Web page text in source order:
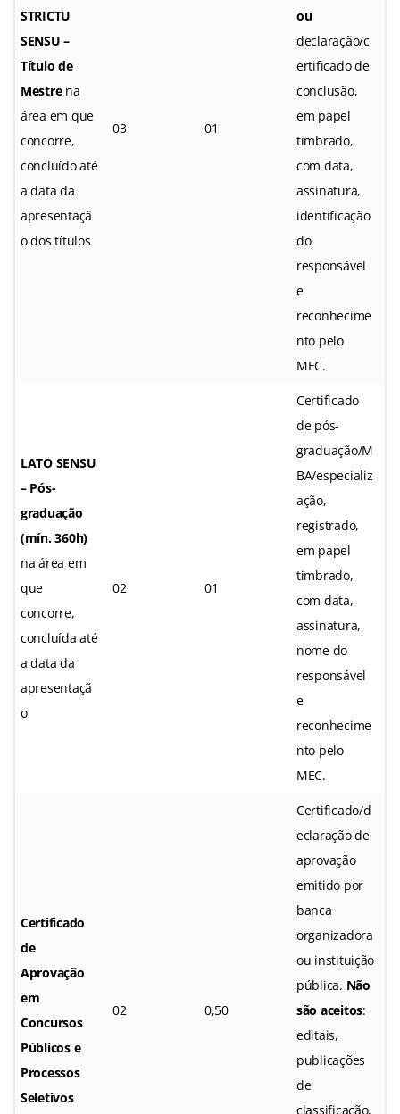
STRICTU
SENSU –
Título de
Mestrena
área em que
concorre,
concluído até
a data da
apresentaçã
o dos títulos
03 01
ou
declaração/c
ertificado de
conclusão,
em papel
timbrado,
com data,
assinatura,
identificação
do
responsável
e
reconhecime
nto pelo
MEC.
LATO SENSU
– Pós-
graduação
(mín. 360h)
na área em
que
concorre,
concluída até
a data da
apresentaçã
o
02 01
Certificado
de pós-
graduação/M
BA/especializ
ação,
registrado,
em papel
timbrado,
com data,
assinatura,
nome do
responsável
e
reconhecime
nto pelo
MEC.
Certificado
de
Aprovação
em
Concursos
Públicos e
Processos
Seletivos
02 0,50
Certificado/d
eclaração de
aprovação
emitido por
banca
organizadora
ou instituição
pública. Não
são aceitos:
editais,
publicações
de
classificação,